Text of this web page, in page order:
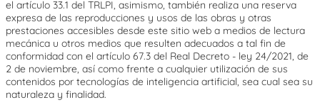
el artículo 33.1 del TRLPI, asimismo, también realiza una reserva
expresa de las reproducciones y usos de las obras y otras
prestaciones accesibles desde este sitio web a medios de lectura
mecánica u otros medios que resulten adecuados a tal fin de
conformidad con el artículo 67.3 del Real Decreto - ley 24/2021, de
2 de noviembre, así como frente a cualquier utilización de sus
contenidos por tecnologías de inteligencia artificial, sea cual sea su
naturaleza y finalidad.